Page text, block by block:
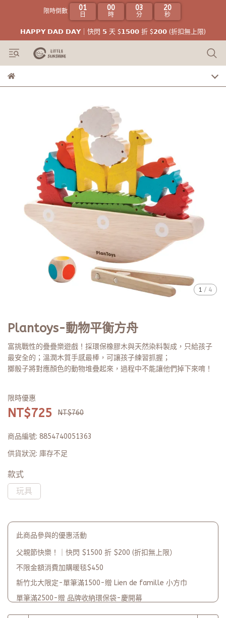
限時倒數 01
日
00
時
03
分
17
秒
𝗛𝗔𝗣𝗣𝗬 𝗗𝗔𝗗 𝗗𝗔𝗬｜快閃 𝟱 天 $𝟭𝟱𝟬𝟬 折 $𝟮𝟬𝟬 (折扣無上限)
1 / 4
Plantoys-動物平衡方舟
富挑戰性的疊疊樂遊戲！採環保橡膠木與天然染料製成，只給孩子
最安全的；溫潤木質手感最棒，可讓孩子練習抓握；
擲骰子將對應顏色的動物堆疊起來，過程中不能讓他們掉下來唷！
限時優惠
NT$725 NT$760
商品編號: 8854740051363
供貨狀況: 庫存不足
款式
玩具
此商品參與的優惠活動
父親節快樂！｜快閃 $1500 折 $200 (折扣無上限）
不限金額消費加購暖毯$450
新竹北大限定-單筆滿1500-贈 Lien de famille 小方巾
單筆滿2500-贈 品牌收納環保袋-慶開幕
品牌2週年PARTY單筆滿$5000-贈【品牌多功能披肩暖毯】(數